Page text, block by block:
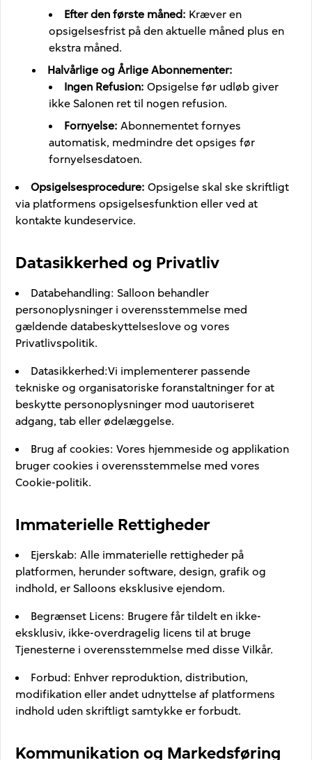
Efter den første måned: Kræver en
opsigelsesfrist på den aktuelle måned plus en
ekstra måned.
Halvårlige og Årlige Abonnementer:
Ingen Refusion: Opsigelse før udløb giver
ikke Salonen ret til nogen refusion.
Fornyelse: Abonnementet fornyes
automatisk, medmindre det opsiges før
fornyelsesdatoen.
Opsigelsesprocedure: Opsigelse skal ske skriftligt
via platformens opsigelsesfunktion eller ved at
kontakte kundeservice.
Datasikkerhed og Privatliv
Databehandling:Salloon behandler
personoplysninger i overensstemmelse med
gældende databeskyttelseslove og vores
Privatlivspolitik.
Datasikkerhed:Vi implementerer passende
tekniske og organisatoriske foranstaltninger for at
beskytte personoplysninger mod uautoriseret
adgang, tab eller ødelæggelse.
Brug af cookies:Vores hjemmeside og applikation
bruger cookies i overensstemmelse med vores
Cookie-politik.
Immaterielle Rettigheder
Ejerskab:Alle immaterielle rettigheder på
platformen, herunder software, design, grafik og
indhold, er Salloons eksklusive ejendom.
Begrænset Licens: Brugere får tildelt en ikke-
eksklusiv, ikke-overdragelig licens til at bruge
Tjenesterne i overensstemmelse med disse Vilkår.
Forbud: Enhver reproduktion, distribution,
modifikation eller andet udnyttelse af platformens
indhold uden skriftligt samtykke er forbudt.
Kommunikation og Markedsføring